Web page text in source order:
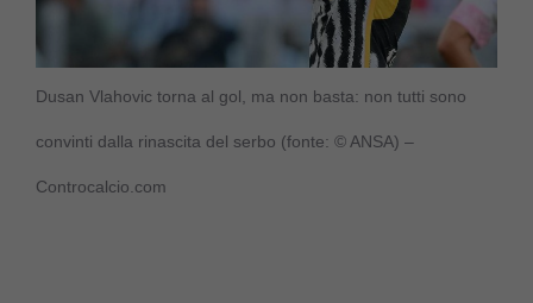
Dusan Vlahovic torna al gol, ma non basta: non tutti sono
convinti dalla rinascita del serbo (fonte: © ANSA) –
Controcalcio.com